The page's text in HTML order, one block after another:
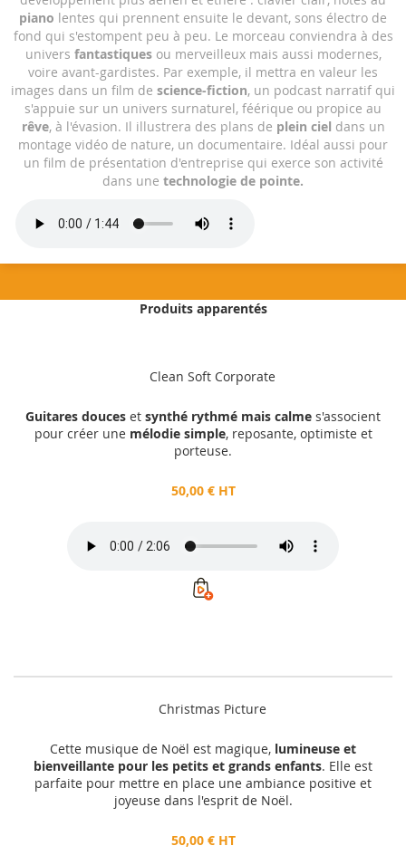
the
beginning
of
the
images
gallery
piano lentes qui prennent ensuite le devant, sons électro de
fond qui s'estompent peu à peu. Le morceau conviendra à des
univers fantastiquesou merveilleux mais aussi modernes,
voire avant-gardistes. Par exemple, il mettra en valeur les
images dans un film de science-fiction, un podcast narratif qui
s'appuie sur un univers surnaturel, féérique ou propice au
rêve, à l'évasion. Il illustrera des plans de plein ciel dans un
montage vidéo de nature, un documentaire. Idéal aussi pour
un film de présentation d'entreprise qui exerce son activité
dans une technologie de pointe.
Ajouter au panier
Produits apparentés
Clean Soft Corporate
Guitares douces et synthé rythmé mais calme s'associent
pour créer une mélodie simple, reposante, optimiste et
porteuse.
50,00 € HT
Christmas Picture
Cette musique de Noël est magique, lumineuse et
bienveillante pour les petits et grands enfants. Elle est
parfaite pour mettre en place une ambiance positive et
joyeuse dans l'esprit de Noël.
50,00 € HT